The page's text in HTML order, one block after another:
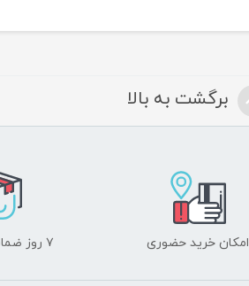
برگشت به بالا
امکان خرید حضوری ۷ روز ضمانت بازگشت